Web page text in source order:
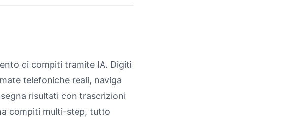
di compiti tramite IA. Digiti
telefoniche reali, naviga
risultati con trascrizioni
compiti multi-step, tutto